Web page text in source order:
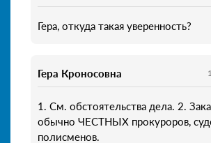
Гера, откуда такая уверенность?
Гера Кроносовна
1. См. обстоятельства дела. 2.
обычно ЧЕСТНЫХ прокуроров,
полисменов.